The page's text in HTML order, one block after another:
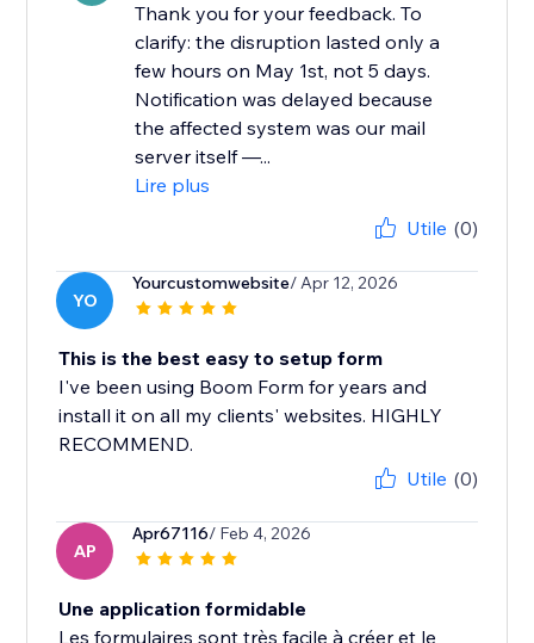
Thank you for your feedback. To
clarify: the disruption lasted only a
few hours on May 1st, not 5 days.
Notification was delayed because
the affected system was our mail
server itself —...
Lire plus
Utile (0)
YO
Yourcustomwebsite/ Apr 12, 2026
This is the best easy to setup form
I've been using Boom Form for years and
install it on all my clients' websites. HIGHLY
RECOMMEND.
Utile (0)
AP
Apr67116/ Feb 4, 2026
Une application formidable
Les formulaires sont très facile à créer et le